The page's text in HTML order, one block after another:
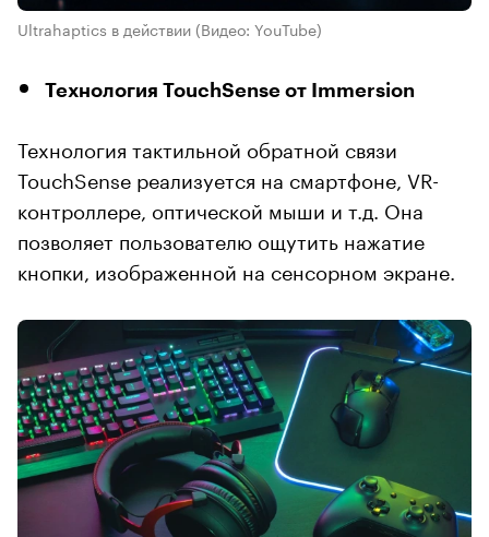
Ultrahaptics в действии (Видео: YouTube)
Технология TouchSense от Immersion
Технология тактильной обратной связи
TouchSense реализуется на смартфоне, VR-
контроллере, оптической мыши и т.д. Она
позволяет пользователю ощутить нажатие
кнопки, изображенной на сенсорном экране.